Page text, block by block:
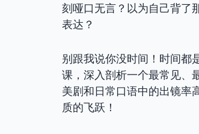
刻哑口无言？以为自己背了
表达？
别跟我说你没时间！时间都
课，深入剖析一个最常见、
美剧和日常口语中的出镜率
质的飞跃！